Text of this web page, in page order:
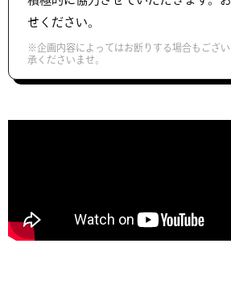
せください。
※企画内容によってはお断りする場合もござ
承くださいませ。